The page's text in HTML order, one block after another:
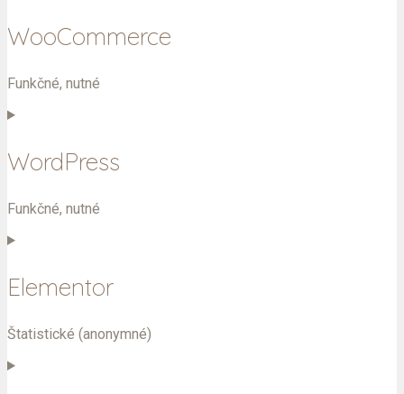
WooCommerce
Funkčné, nutné
Consent
service
woocommerce
WordPress
Funkčné, nutné
Consent
service
wordpress
Elementor
Štatistické (anonymné)
Consent